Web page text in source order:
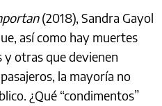
(2018), Sandra Gayol
así como hay muertes
y otras que devienen
la mayoría no
¿Qué “condimentos”